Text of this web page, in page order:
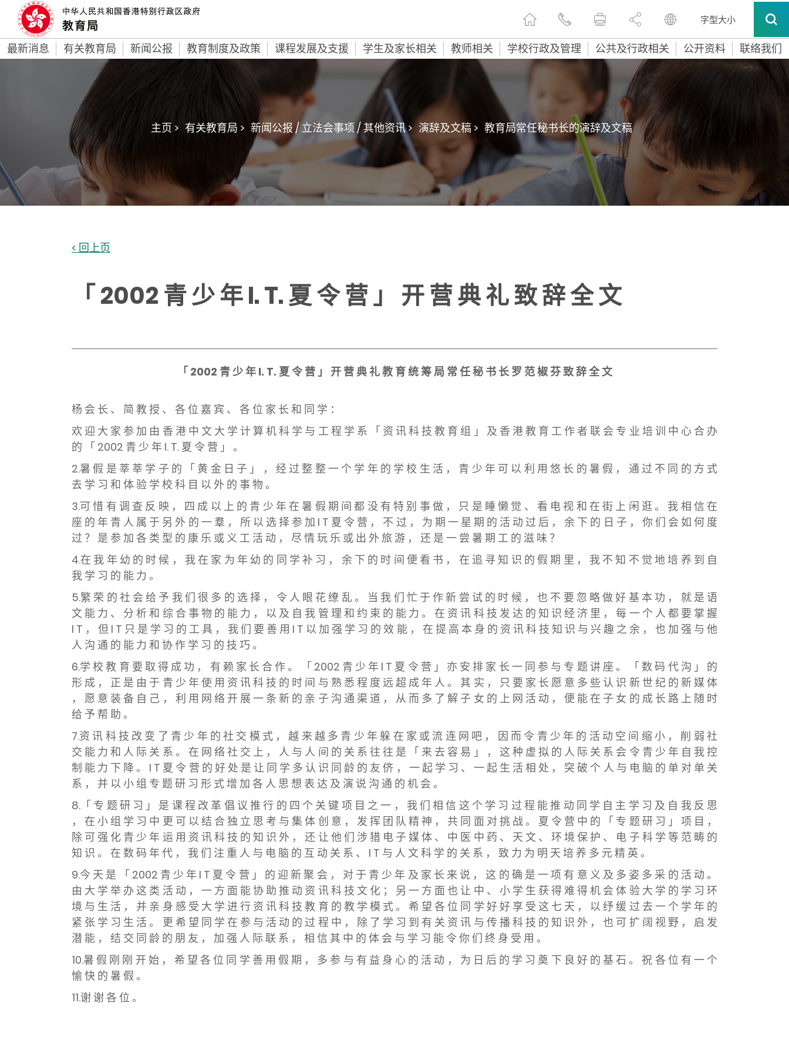
字型大小
最新消息 有关教育局 新闻公报 教育制度及政策 课程发展及支援 学生及家长相关 教师相关 学校行政及管理 公共及行政相关 公开资料 联络我们
主页 > 有关教育局 > 新闻公报 / 立法会事项 / 其他资讯 > 演辞及文稿 > 教育局常任秘书长的演辞及文稿
< 回上页
「 2002 青 少 年 I. T. 夏 令 营 」 开 营 典 礼 致 辞 全 文
「 2002 青 少 年 I. T. 夏 令 营 」 开 营 典 礼 教 育 统 筹 局 常 任 秘 书 长 罗 范 椒 芬 致 辞 全 文
杨 会 长 、 简 教 授 、 各 位 嘉 宾 、 各 位 家 长 和 同 学 ：
欢 迎 大 家 参 加 由 香 港 中 文 大 学 计 算 机 科 学 与 工 程 学 系 「 资 讯 科 技 教 育 组 」 及 香 港 教 育 工 作 者 联 会 专 业 培 训 中 心 合 办
的 「 2002 青 少 年 I. T. 夏 令 营 」 。
2.暑 假 是 莘 莘 学 子 的 「 黄 金 日 子 」 ， 经 过 整 整 一 个 学 年 的 学 校 生 活 ， 青 少 年 可 以 利 用 悠 长 的 暑 假 ， 通 过 不 同 的 方 式
去 学 习 和 体 验 学 校 科 目 以 外 的 事 物 。
3.可 惜 有 调 查 反 映 ， 四 成 以 上 的 青 少 年 在 暑 假 期 间 都 没 有 特 别 事 做 ， 只 是 睡 懒 觉 、 看 电 视 和 在 街 上 闲 逛 。 我 相 信 在
座 的 年 青 人 属 于 另 外 的 一 羣 ， 所 以 选 择 参 加 I T 夏 令 营 ， 不 过 ， 为 期 一 星 期 的 活 动 过 后 ， 余 下 的 日 子 ， 你 们 会 如 何 度
过 ？ 是 参 加 各 类 型 的 康 乐 或 义 工 活 动 ， 尽 情 玩 乐 或 出 外 旅 游 ， 还 是 一 尝 暑 期 工 的 滋 味 ？
4.在 我 年 幼 的 时 候 ， 我 在 家 为 年 幼 的 同 学 补 习 ， 余 下 的 时 间 便 看 书 ， 在 追 寻 知 识 的 假 期 里 ， 我 不 知 不 觉 地 培 养 到 自
我 学 习 的 能 力 。
5.繁 荣 的 社 会 给 予 我 们 很 多 的 选 择 ， 令 人 眼 花 缭 乱 。 当 我 们 忙 于 作 新 尝 试 的 时 候 ， 也 不 要 忽 略 做 好 基 本 功 ， 就 是 语
文 能 力 、 分 析 和 综 合 事 物 的 能 力 ， 以 及 自 我 管 理 和 约 束 的 能 力 。 在 资 讯 科 技 发 达 的 知 识 经 济 里 ， 每 一 个 人 都 要 掌 握
I T ， 但 I T 只 是 学 习 的 工 具 ， 我 们 要 善 用 I T 以 加 强 学 习 的 效 能 ， 在 提 高 本 身 的 资 讯 科 技 知 识 与 兴 趣 之 余 ， 也 加 强 与 他
人 沟 通 的 能 力 和 协 作 学 习 的 技 巧 。
6.学 校 教 育 要 取 得 成 功 ， 有 赖 家 长 合 作 。 「 2002 青 少 年 I T 夏 令 营 」 亦 安 排 家 长 一 同 参 与 专 题 讲 座 。 「 数 码 代 沟 」 的
形 成 ， 正 是 由 于 青 少 年 使 用 资 讯 科 技 的 时 间 与 熟 悉 程 度 远 超 成 年 人 。 其 实 ， 只 要 家 长 愿 意 多 些 认 识 新 世 纪 的 新 媒 体
， 愿 意 装 备 自 己 ， 利 用 网 络 开 展 一 条 新 的 亲 子 沟 通 渠 道 ， 从 而 多 了 解 子 女 的 上 网 活 动 ， 便 能 在 子 女 的 成 长 路 上 随 时
给 予 帮 助 。
7.资 讯 科 技 改 变 了 青 少 年 的 社 交 模 式 ， 越 来 越 多 青 少 年 躲 在 家 或 流 连 网 吧 ， 因 而 令 青 少 年 的 活 动 空 间 缩 小 ， 削 弱 社
交 能 力 和 人 际 关 系 。 在 网 络 社 交 上 ， 人 与 人 间 的 关 系 往 往 是 「 来 去 容 易 」 ， 这 种 虚 拟 的 人 际 关 系 会 令 青 少 年 自 我 控
制 能 力 下 降 。 I T 夏 令 营 的 好 处 是 让 同 学 多 认 识 同 龄 的 友 侪 ， 一 起 学 习 、 一 起 生 活 相 处 ， 突 破 个 人 与 电 脑 的 单 对 单 关
系 ， 并 以 小 组 专 题 研 习 形 式 增 加 各 人 思 想 表 达 及 演 说 沟 通 的 机 会 。
8.「 专 题 研 习 」 是 课 程 改 革 倡 议 推 行 的 四 个 关 键 项 目 之 一 ， 我 们 相 信 这 个 学 习 过 程 能 推 动 同 学 自 主 学 习 及 自 我 反 思
， 在 小 组 学 习 中 更 可 以 结 合 独 立 思 考 与 集 体 创 意 ， 发 挥 团 队 精 神 ， 共 同 面 对 挑 战 。 夏 令 营 中 的 「 专 题 研 习 」 项 目 ，
除 可 强 化 青 少 年 运 用 资 讯 科 技 的 知 识 外 ， 还 让 他 们 涉 猎 电 子 媒 体 、 中 医 中 药 、 天 文 、 环 境 保 护 、 电 子 科 学 等 范 畴 的
知 识 。 在 数 码 年 代 ， 我 们 注 重 人 与 电 脑 的 互 动 关 系 、 I T 与 人 文 科 学 的 关 系 ， 致 力 为 明 天 培 养 多 元 精 英 。
9.今 天 是 「 2002 青 少 年 I T 夏 令 营 」 的 迎 新 聚 会 ， 对 于 青 少 年 及 家 长 来 说 ， 这 的 确 是 一 项 有 意 义 及 多 姿 多 采 的 活 动 。
由 大 学 举 办 这 类 活 动 ， 一 方 面 能 协 助 推 动 资 讯 科 技 文 化 ； 另 一 方 面 也 让 中 、 小 学 生 获 得 难 得 机 会 体 验 大 学 的 学 习 环
境 与 生 活 ， 并 亲 身 感 受 大 学 进 行 资 讯 科 技 教 育 的 教 学 模 式 。 希 望 各 位 同 学 好 好 享 受 这 七 天 ， 以 纾 缓 过 去 一 个 学 年 的
紧 张 学 习 生 活 。 更 希 望 同 学 在 参 与 活 动 的 过 程 中 ， 除 了 学 习 到 有 关 资 讯 与 传 播 科 技 的 知 识 外 ， 也 可 扩 阔 视 野 ， 启 发
潜 能 ， 结 交 同 龄 的 朋 友 ， 加 强 人 际 联 系 ， 相 信 其 中 的 体 会 与 学 习 能 令 你 们 终 身 受 用 。
10.暑 假 刚 刚 开 始 ， 希 望 各 位 同 学 善 用 假 期 ， 多 参 与 有 益 身 心 的 活 动 ， 为 日 后 的 学 习 奠 下 良 好 的 基 石 。 祝 各 位 有 一 个
愉 快 的 暑 假 。
11.谢 谢 各 位 。